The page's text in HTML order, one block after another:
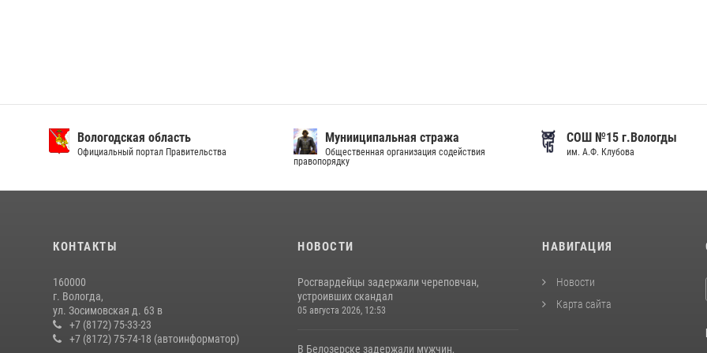
Вологодская область
Официальный портал Правительства
Мунииципальная стража
Общественная организация содействия
правопорядку
СОШ №15 г.Вологды
им. А.Ф. Клубова
КОНТАКТЫ
160000
г. Вологда,
ул. Зосимовская д. 63 в
+7 (8172) 75-33-23
+7 (8172) 75-74-18 (автоинформатор)
НОВОСТИ
Росгвардейцы задержали череповчан,
устроивших скандал
05 августа 2026, 12:53
В Белозерске задержали мужчин,
НАВИГАЦИЯ
Новости
Карта сайта